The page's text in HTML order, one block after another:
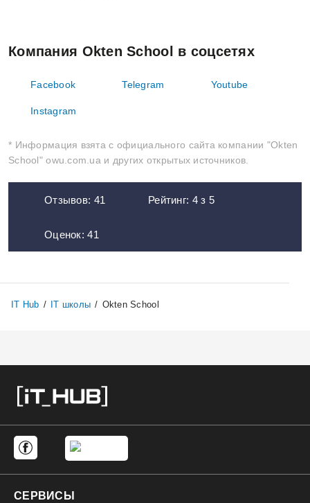
Компания Okten School в соцсетях
Facebook Telegram Youtube
Instagram
* Информация взята с официального сайта компании "Okten
School" owu.com.ua и других открытых источников.
Отзывов: 41 Рейтинг: 4з 5
Оценок:41
IT Hub / IT школы / Okten School
СЕРВИСЫ